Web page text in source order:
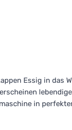
Essig in das
in